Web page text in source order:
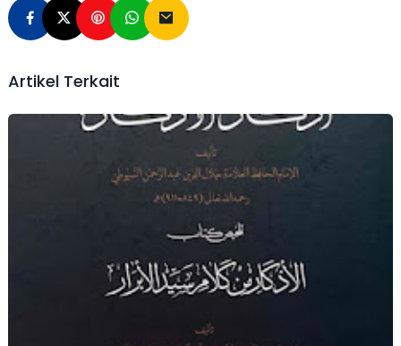
Artikel Terkait